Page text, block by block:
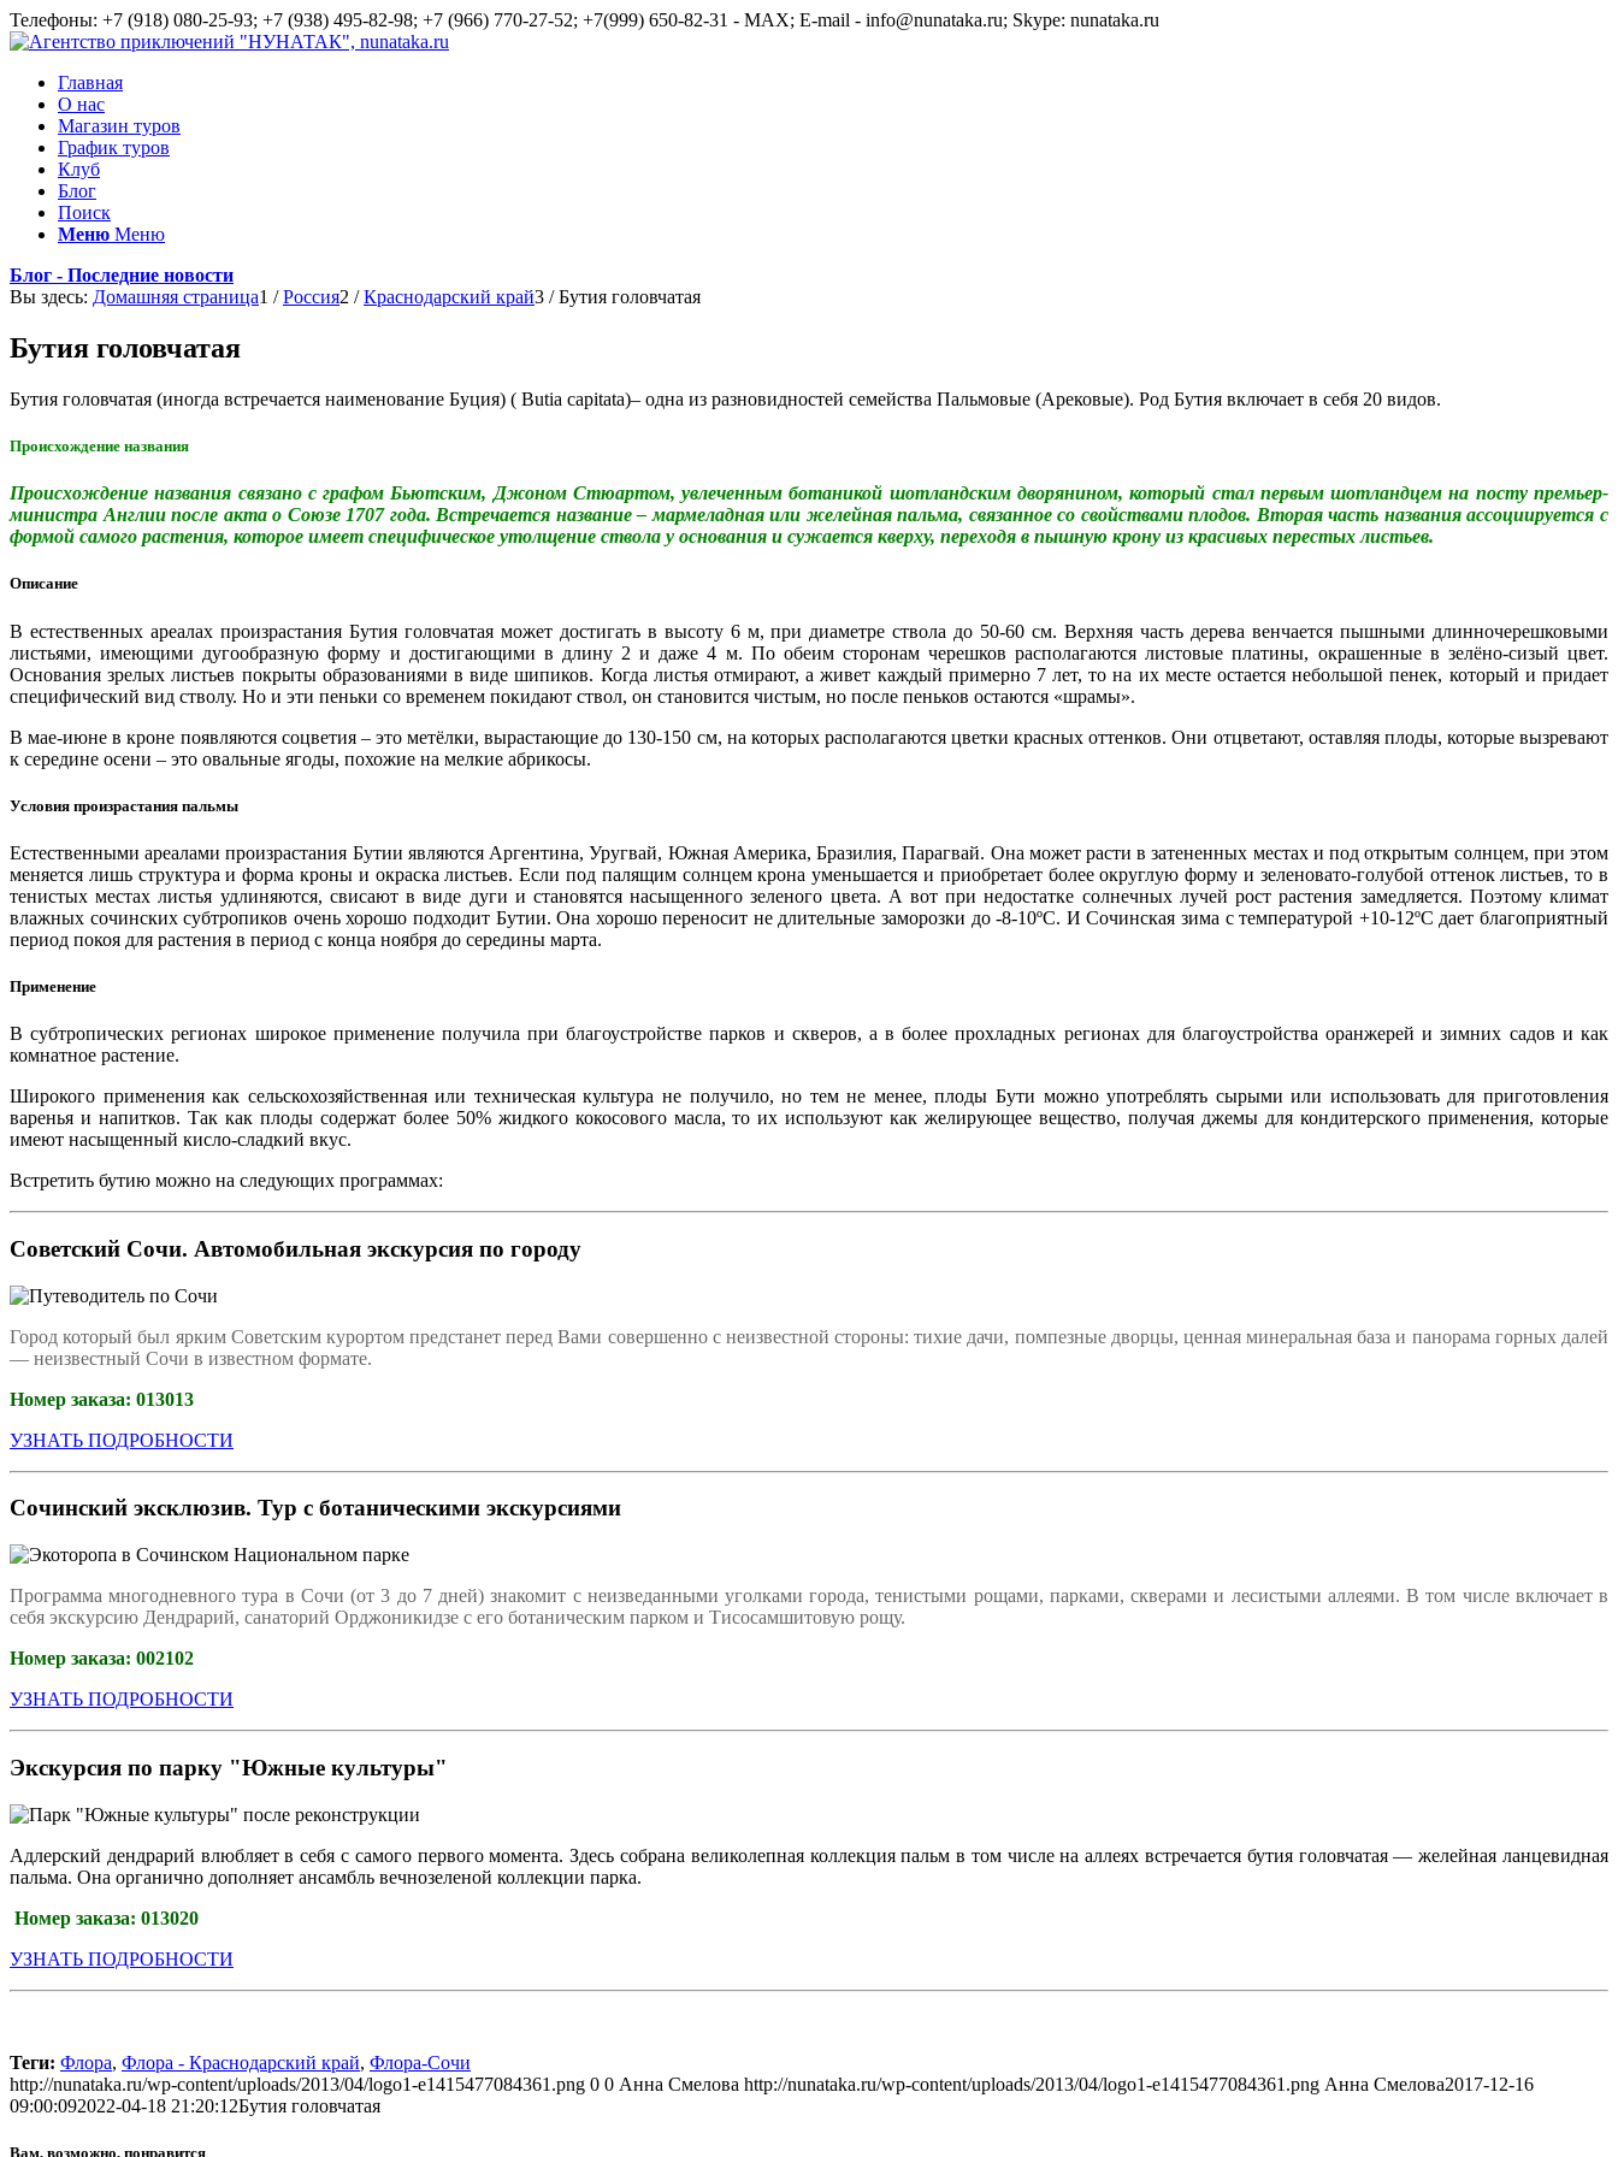
Телефоны: +7 (918) 080-25-93; +7 (938) 495-82-98; +7 (966) 770-27-52; +7(999) 650-82-31 - MAX; E-mail - info@nunataka.ru; Skype: nunataka.ru
Главная
О нас
Магазин туров
График туров
Клуб
Блог
Поиск
Меню Меню
Блог - Последние новости
Вы здесь: Домашняя страница1 / Россия2 / Краснодарский край3 / Бутия головчатая
Бутия головчатая
Бутия головчатая (иногда встречается наименование Буция) ( Butia capitata)– одна из разновидностей семейства Пальмовые (Арековые). Род Бутия включает в себя 20 видов.
Происхождение названия
Происхождение названия связано с графом Бьютским, Джоном Стюартом, увлеченным ботаникой шотландским дворянином, который стал первым шотландцем на посту премьер-
министра Англии после акта о Союзе 1707 года. Встречается название – мармеладная или желейная пальма, связанное со свойствами плодов. Вторая часть названия ассоциируется с
формой самого растения, которое имеет специфическое утолщение ствола у основания и сужается кверху, переходя в пышную крону из красивых перестых листьев.
Описание
В естественных ареалах произрастания Бутия головчатая может достигать в высоту 6 м, при диаметре ствола до 50-60 см. Верхняя часть дерева венчается пышными длинночерешковыми
листьями, имеющими дугообразную форму и достигающими в длину 2 и даже 4 м. По обеим сторонам черешков располагаются листовые платины, окрашенные в зелёно-сизый цвет.
Основания зрелых листьев покрыты образованиями в виде шипиков. Когда листья отмирают, а живет каждый примерно 7 лет, то на их месте остается небольшой пенек, который и придает
специфический вид стволу. Но и эти пеньки со временем покидают ствол, он становится чистым, но после пеньков остаются «шрамы».
В мае-июне в кроне появляются соцветия – это метёлки, вырастающие до 130-150 см, на которых располагаются цветки красных оттенков. Они отцветают, оставляя плоды, которые вызревают
к середине осени – это овальные ягоды, похожие на мелкие абрикосы.
Условия произрастания пальмы
Естественными ареалами произрастания Бутии являются Аргентина, Уругвай, Южная Америка, Бразилия, Парагвай. Она может расти в затененных местах и под открытым солнцем, при этом
меняется лишь структура и форма кроны и окраска листьев. Если под палящим солнцем крона уменьшается и приобретает более округлую форму и зеленовато-голубой оттенок листьев, то в
тенистых местах листья удлиняются, свисают в виде дуги и становятся насыщенного зеленого цвета. А вот при недостатке солнечных лучей рост растения замедляется. Поэтому климат
влажных сочинских субтропиков очень хорошо подходит Бутии. Она хорошо переносит не длительные заморозки до -8-10ºС. И Сочинская зима с температурой +10-12ºС дает благоприятный
период покоя для растения в период с конца ноября до середины марта.
Применение
В субтропических регионах широкое применение получила при благоустройстве парков и скверов, а в более прохладных регионах для благоустройства оранжерей и зимних садов и как
комнатное растение.
Широкого применения как сельскохозяйственная или техническая культура не получило, но тем не менее, плоды Бути можно употреблять сырыми или использовать для приготовления
варенья и напитков. Так как плоды содержат более 50% жидкого кокосового масла, то их используют как желирующее вещество, получая джемы для кондитерского применения, которые
имеют насыщенный кисло-сладкий вкус.
Встретить бутию можно на следующих программах:
Советский Сочи. Автомобильная экскурсия по городу
Город который был ярким Советским курортом предстанет перед Вами совершенно с неизвестной стороны: тихие дачи, помпезные дворцы, ценная минеральная база и панорама горных далей
— неизвестный Сочи в известном формате.
Номер заказа: 013013
УЗНАТЬ ПОДРОБНОСТИ
Сочинский эксклюзив. Тур с ботаническими экскурсиями
Программа многодневного тура в Сочи (от 3 до 7 дней) знакомит с неизведанными уголками города, тенистыми рощами, парками, скверами и лесистыми аллеями. В том числе включает в
себя экскурсию Дендрарий, санаторий Орджоникидзе с его ботаническим парком и Тисосамшитовую рощу.
Номер заказа: 002102
УЗНАТЬ ПОДРОБНОСТИ
Экскурсия по парку "Южные культуры"
Адлерский дендрарий влюбляет в себя с самого первого момента. Здесь собрана великолепная коллекция пальм в том числе на аллеях встречается бутия головчатая — желейная ланцевидная
пальма. Она органично дополняет ансамбль вечнозеленой коллекции парка.
Номер заказа: 013020
УЗНАТЬ ПОДРОБНОСТИ
Теги: Флора, Флора - Краснодарский край, Флора-Сочи
http://nunataka.ru/wp-content/uploads/2013/04/logo1-e1415477084361.png 0 0 Анна Смелова http://nunataka.ru/wp-content/uploads/2013/04/logo1-e1415477084361.png Анна Смелова2017-12-16
09:00:092022-04-18 21:20:12Бутия головчатая
Вам, возможно, понравится